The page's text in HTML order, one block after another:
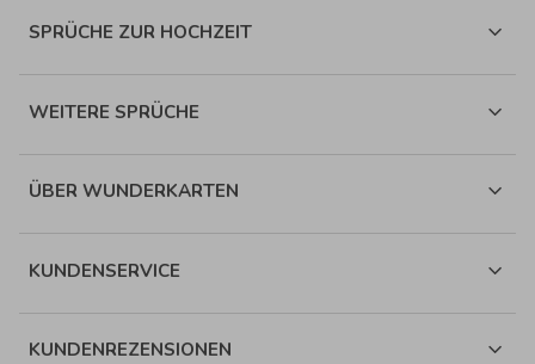
SPRÜCHE ZUR HOCHZEIT
WEITERE SPRÜCHE
ÜBER WUNDERKARTEN
KUNDENSERVICE
KUNDENREZENSIONEN